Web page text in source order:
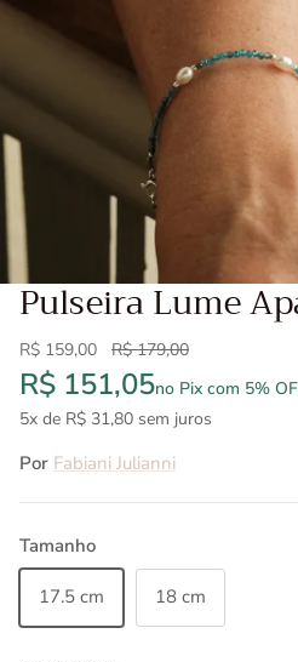
Pulseira Lume
Preço de venda
R$ 159,00 Preço normal
R$ 179,00
R$ 151,05no Pix com 5%
5x de R$ 31,80 sem juros
Por Fabiani Julianni
Tamanho
17.5 cm 18 cm